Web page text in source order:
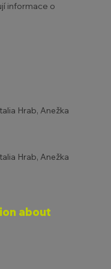
informace o
Hrab, Anežka
Hrab, Anežka
about